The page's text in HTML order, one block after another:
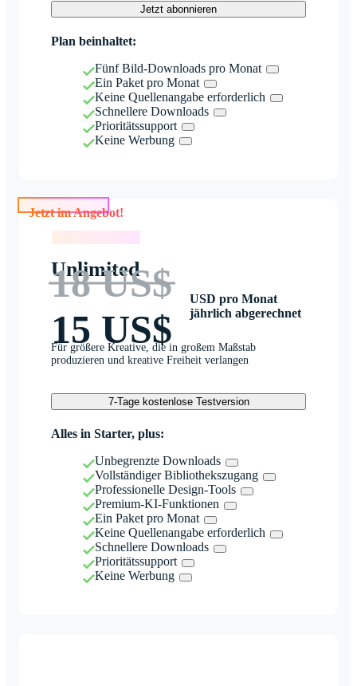
Jetzt abonnieren
Plan beinhaltet:
Fünf Bild-Downloads pro Monat
Ein Paket pro Monat
Keine Quellenangabe erforderlich
Schnellere Downloads
Prioritätssupport
Keine Werbung
Jetzt im Angebot!
Unlimited
18 US$
15 US$
USD pro Monat
jährlich abgerechnet
Für größere Kreative, die in großem Maßstab
produzieren und kreative Freiheit verlangen
7-Tage kostenlose Testversion
Alles in Starter, plus:
Unbegrenzte Downloads
Vollständiger Bibliothekszugang
Professionelle Design-Tools
Premium-KI-Funktionen
Ein Paket pro Monat
Keine Quellenangabe erforderlich
Schnellere Downloads
Prioritätssupport
Keine Werbung